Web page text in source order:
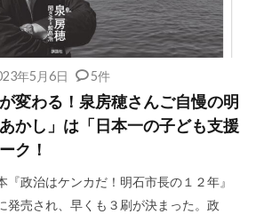
年5月6日 5件
変わる！泉房穂さんご自慢の明
かし」は「日本一の子ども支援
ク！
『政治はケンカだ！明石市長の１２年』
発売され、早くも３刷が決まった。政